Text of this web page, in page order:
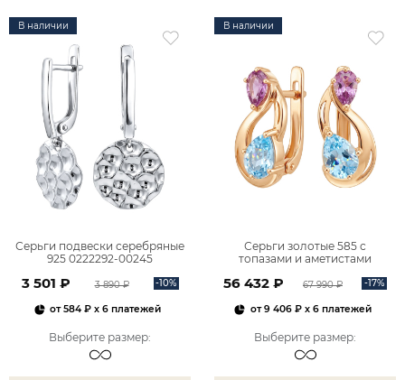
В наличии
Серьги подвески серебряные
925 0222292-00245
3 501 ₽ 3 890 ₽ -10%
от584 ₽ x 6 платежей
Выберите размер:
В наличии
Серьги золотые 585 с
топазами и аметистами
56 432 ₽ 67 990 ₽ -17%
от9 406 ₽x 6 платежей
Выберите размер: